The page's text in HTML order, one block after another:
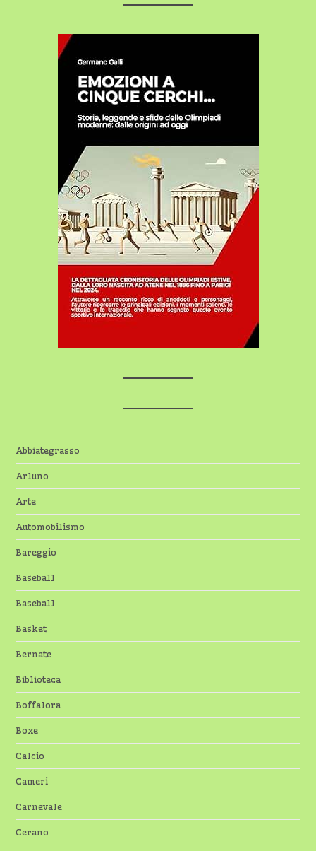
Abbiategrasso
Arluno
Arte
Automobilismo
Bareggio
Baseball
Baseball
Basket
Bernate
Biblioteca
Boffalora
Boxe
Calcio
Cameri
Carnevale
Cerano